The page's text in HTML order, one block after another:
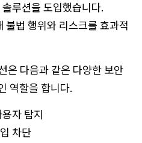
루션을 도입했습니다.
불법 행위와 리스크를 효과적
은 다음과 같은 다양한 보안
역할을 합니다.
자 탐지
차단